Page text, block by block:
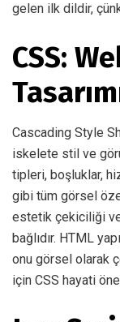
gelen ilk dildir,
CSS:
Cascading Style
iskelete stil ve
tipleri, boşluklar,
gibi tüm görsel
estetik çekiciliği ve
bağlıdır. HTML
onu görsel olarak
için CSS hayati